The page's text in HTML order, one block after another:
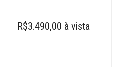
Gardens
R$3.490,00 à vista